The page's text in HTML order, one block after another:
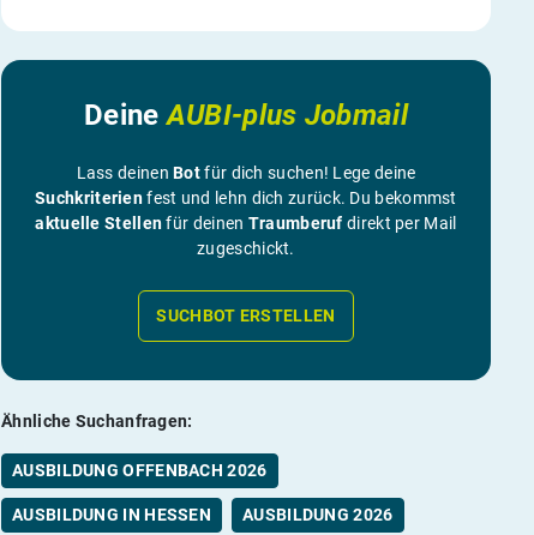
DeineAUBI-plus Jobmail
Lass deinenBotfür dich suchen! Lege deine
Suchkriterienfest und lehn dich zurück. Du bekommst
aktuelle Stellenfür deinen Traumberuf direkt per Mail
zugeschickt.
SUCHBOT ERSTELLEN
Ähnliche Suchanfragen:
AUSBILDUNG OFFENBACH 2026
AUSBILDUNG IN HESSEN AUSBILDUNG 2026